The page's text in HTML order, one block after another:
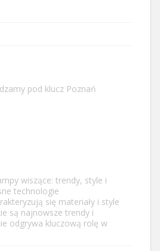
pod klucz Poznań
wiszące: trendy, style i
technologie
się materiały i style
są najnowsze trendy i
odgrywa kluczową rolę w